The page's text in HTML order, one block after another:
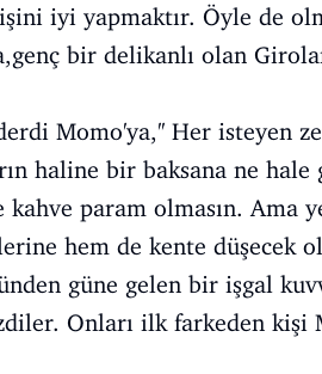
iyi yapmaktır. Öyle de
bir delikanlı olan
Momo'ya,'' Her isteyen
haline bir baksana ne
kahve param olmasın. Ama
hem de kente düşecek
güne gelen bir işgal
Onları ilk farkeden kişi